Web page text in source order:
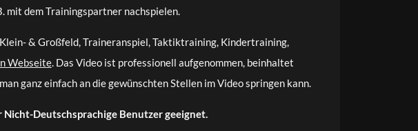
mit dem Trainingspartner nachspielen.
& Großfeld, Traineranspiel, Taktiktraining, Kindertraining,
Webseite. Das Video ist professionell aufgenommen, beinhaltet
ganz einfach an die gewünschten Stellen im Video springen kann.
Deutschsprachige Benutzer geeignet.